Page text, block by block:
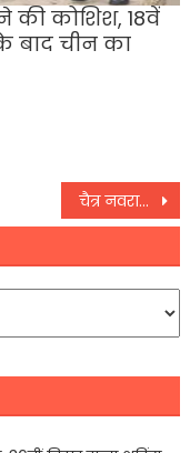
की कोशिश, 18वें
के बाद चीन का
चैत्र नवरात्रि में भूलकर भी न करें ये काम, मां दुर्गा हो जायेंगी नाराज, बेहद अशुभ